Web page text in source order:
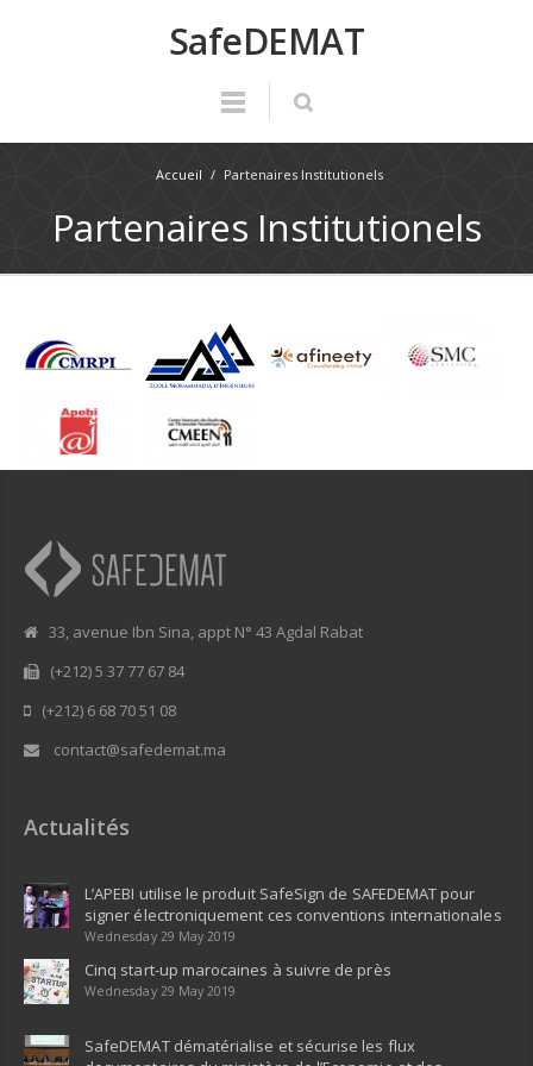
SafeDEMAT
Accueil / Partenaires Institutionels
Partenaires Institutionels
33, avenue Ibn Sina, appt N° 43 Agdal Rabat
(+212) 5 37 77 67 84
(+212) 6 68 70 51 08
contact@safedemat.ma
Actualités
L’APEBI utilise le produit SafeSign de SAFEDEMAT pour
signer électroniquement ces conventions internationales
Wednesday 29 May 2019
Cinq start-up marocaines à suivre de près
Wednesday 29 May 2019
SafeDEMAT dématérialise et sécurise les flux